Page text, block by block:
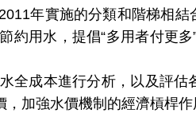
年實施的分類和階梯相結
用水，提倡“多用者付更
成本進行分析，以及評估
加強水價機制的經濟槓桿作